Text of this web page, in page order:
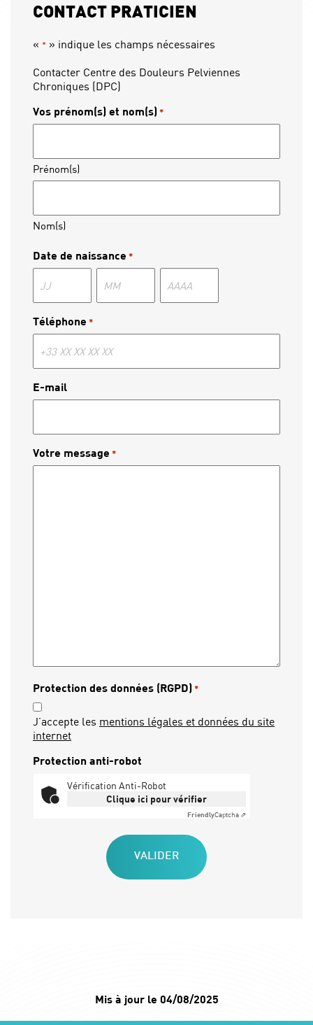
CONTACT PRATICIEN
« * » indique les champs nécessaires
Contacter Centre des Douleurs Pelviennes
Chroniques (DPC)
Vos prénom(s) et nom(s) *
Prénom(s)
Nom(s)
Date de naissance *
Jour Mois Année
Téléphone *
E-mail
Votre message *
Protection des données (RGPD) *
J’accepte les mentions légales et données du site
internet
Protection anti-robot
Vérification Anti-Robot
Clique ici pour vérifier
FriendlyCaptcha ⇗
Mis à jour le 04/08/2025